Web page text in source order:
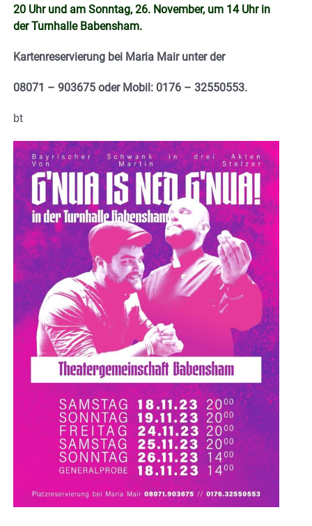
20 Uhr und am Sonntag, 26. November, um 14 Uhr in
der Turnhalle Babensham.
Kartenreservierung bei Maria Mair unter der
08071 – 903675 oder Mobil: 0176 – 32550553.
bt